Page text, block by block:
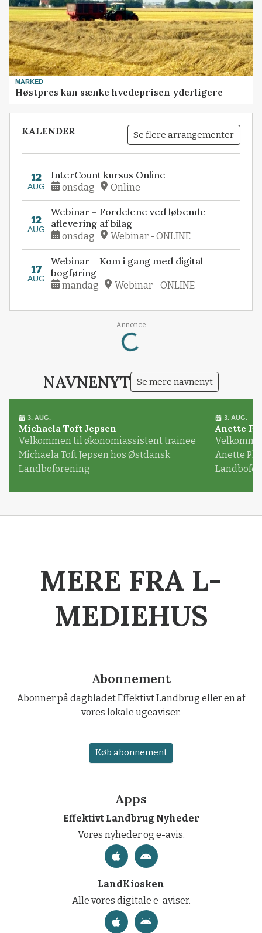
MARKED
Høstpres kan sænke hvedeprisen yderligere
KALENDER Se flere arrangementer
12
AUG
InterCount kursus Online
onsdag Online
12
AUG
Webinar – Fordelene ved løbende
aflevering af bilag
onsdag Webinar - ONLINE
17
AUG
Webinar – Kom i gang med digital
bogføring
mandag Webinar - ONLINE
Annonce
Loading...
NAVNENYT Se mere navnenyt
3. AUG.
Michaela Toft Jepsen
Velkommen til økonomiassistent trainee
Michaela Toft Jepsen hos Østdansk
Landboforening
3. AUG.
Anette
Anette
MERE FRA L-
MEDIEHUS
Abonnement
Abonner på dagbladet Effektivt Landbrug eller en af
vores lokale ugeaviser.
Køb abonnement
Apps
Effektivt Landbrug Nyheder
Vores nyheder og e-avis.
LandKiosken
Alle vores digitale e-aviser.